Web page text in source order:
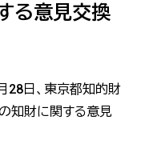
る意見交換
28日、東京都知的財
知財に関する意見